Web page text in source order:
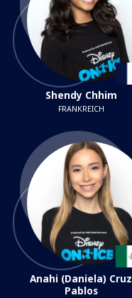
Shendy Chhim
FRANKREICH
Anahi (Daniela) Cruz
Pablos